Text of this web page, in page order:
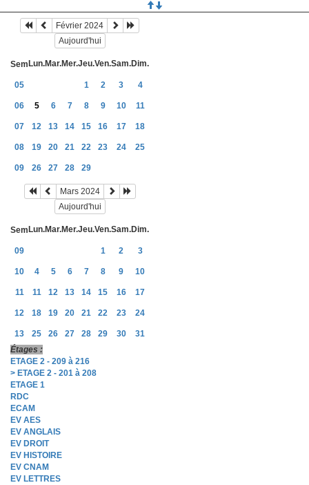
Février 2024
Aujourd'hui
Sem Lun.Mar.Mer.Jeu.Ven.Sam.Dim.
05 1 2 3 4
06 5 6 7 8 9 10 11
07 12 13 14 15 16 17 18
08 19 20 21 22 23 24 25
09 26 27 28 29
Mars 2024
Aujourd'hui
Sem Lun.Mar.Mer.Jeu.Ven.Sam.Dim.
09 1 2 3
10 4 5 6 7 8 9 10
11 11 12 13 14 15 16 17
12 18 19 20 21 22 23 24
13 25 26 27 28 29 30
31
Étages :
ETAGE 2 - 209 à 216
> ETAGE 2 - 201 à 208
ETAGE 1
RDC
ECAM
EV AES
EV ANGLAIS
EV DROIT
EV HISTOIRE
EV CNAM
EV LETTRES